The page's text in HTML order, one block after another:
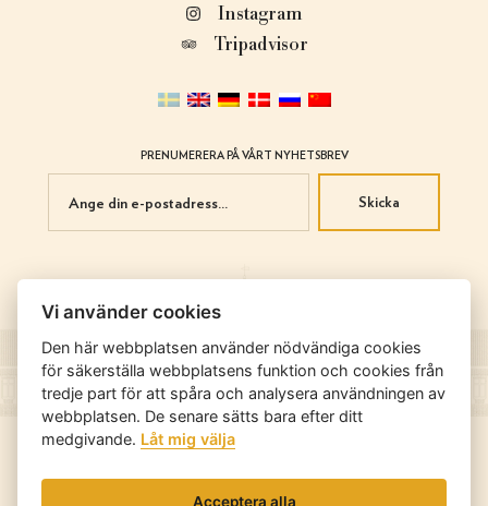
Instagram
Tripadvisor
PRENUMERERA PÅ VÅRT NYHETSBREV
Skicka
En webbplats frånBravissimo
Vi använder cookies
Den här webbplatsen använder nödvändiga cookies
för säkerställa webbplatsens funktion och cookies från
tredje part för att spåra och analysera användningen av
webbplatsen. De senare sätts bara efter ditt
medgivande. Låt mig välja
Acceptera alla